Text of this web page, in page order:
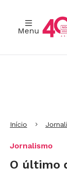
Menu
Início
Jornalismo
O último